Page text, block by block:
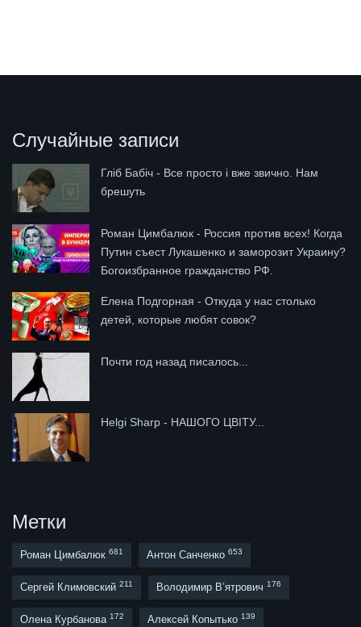
Случайные записи
Гліб Бабіч - Все просто і вже звично. Нам
брешуть
Роман Цимбалюк - Россия против всех! Когда
Путин съест Лукашенко и заморозит Украину?
Богоизбранное гражданство РФ.
Елена Подгорная - Откуда у нас столько
детей, которые любят совок?
Почти год назад писалось...
Helgi Sharp - НАШОГО ЦВІТУ...
Метки
Роман Цимбалюк 681 Антон Санченко 653
Сергей Климовский 211 Володимир В’ятрович 176
Олена Курбанова 172 Алексей Копытько 139